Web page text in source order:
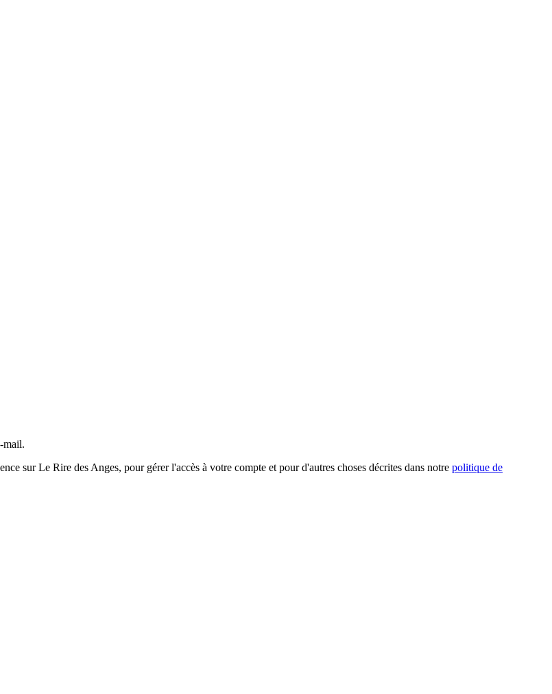
mail.
sur Le Rire des Anges, pour gérer l'accès à votre compte et pour d'autres choses décrites dans notre politique de